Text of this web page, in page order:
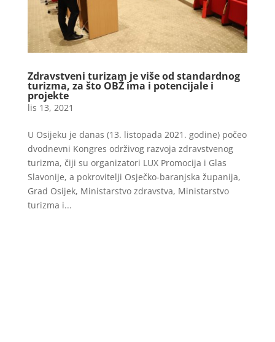
Zdravstveni turizam je više od standardnog
turizma, za što OBŽ ima i potencijale i
projekte
lis 13, 2021
U Osijeku je danas (13. listopada 2021. godine) počeo
dvodnevni Kongres održivog razvoja zdravstvenog
turizma, čiji su organizatori LUX Promocija i Glas
Slavonije, a pokrovitelji Osječko-baranjska županija,
Grad Osijek, Ministarstvo zdravstva, Ministarstvo
turizma i...